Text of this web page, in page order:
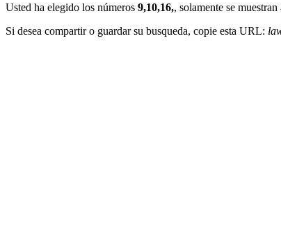
Usted ha elegido los números 9,10,16,, solamente se
Si desea compartir o guardar su busqueda, copie esta URL: